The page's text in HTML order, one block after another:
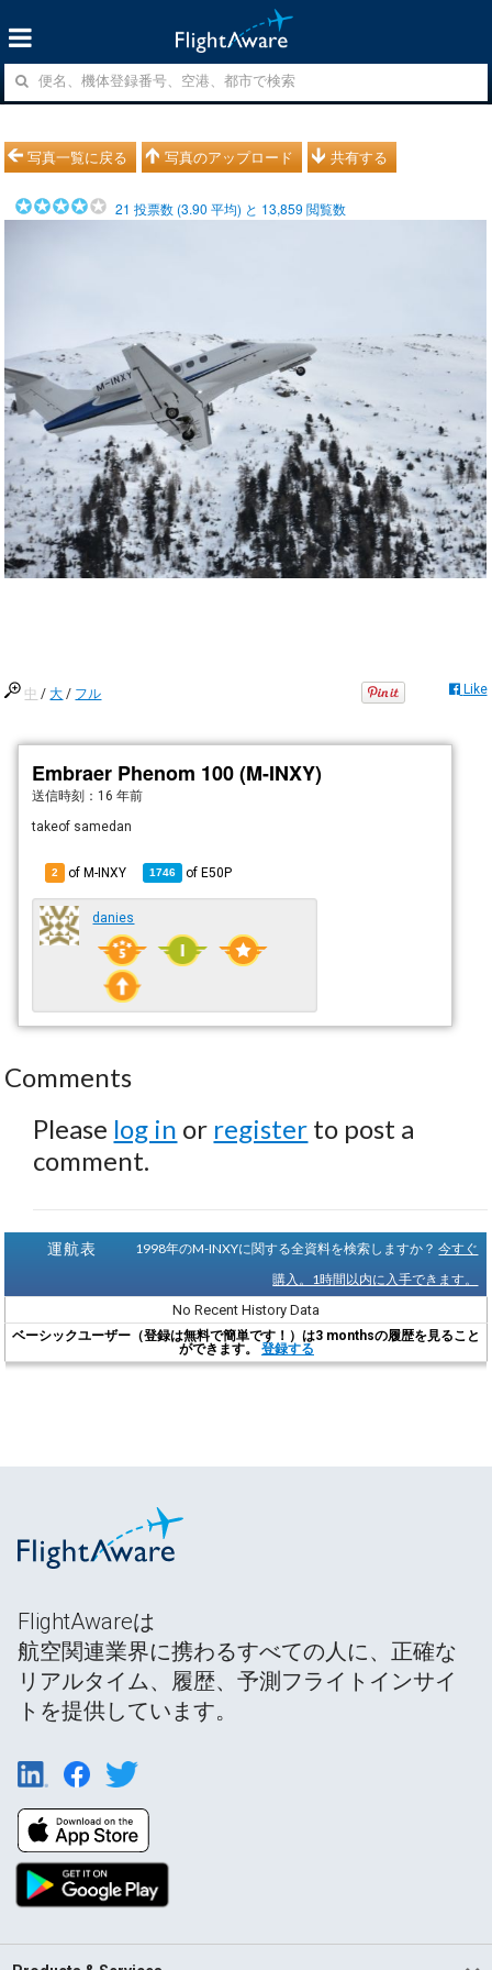
写真一覧に戻る 写真のアップロード 共有する
21 投票数 (3.90 平均) と 13,859 閲覧数
中 /大 / フル Like
Embraer Phenom 100 (M-INXY)
送信時刻： 16 年前
takeof samedan
2 of M-INXY 1746 ofE50P
danies
Comments
Please log in or register to post a
comment.
運航表 1998年のM-INXYに関する全資料を検索しますか？今すぐ
購入。1時間以内に入手できます。
No Recent History Data
ベーシックユーザー（登録は無料で簡単です！）は3 monthsの履歴を見ること
ができます。 登録する
FlightAwareは
航空関連業界に携わるすべての人に、正確な
リアルタイム、履歴、予測フライトインサイ
トを提供しています。